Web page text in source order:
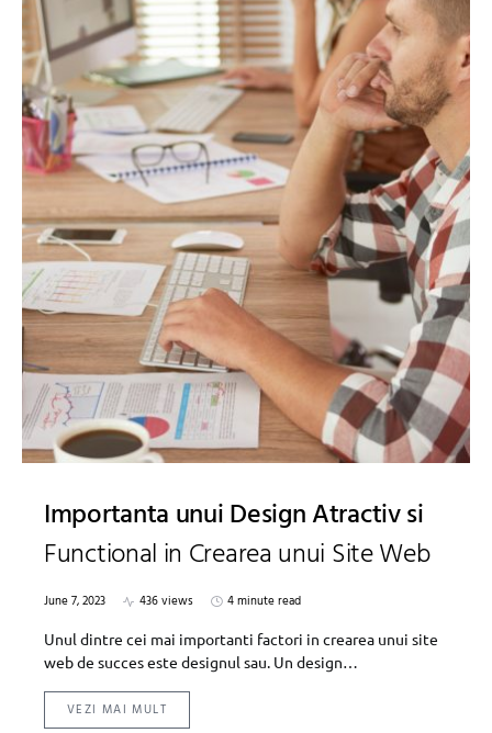
Importanta unui Design Atractiv si
Functional in Crearea unui Site Web
June 7, 2023 436 views
4 minute read
Unul dintre cei mai importanti factori in crearea unui site
web de succes este designul sau. Un design…
VEZI MAI MULT